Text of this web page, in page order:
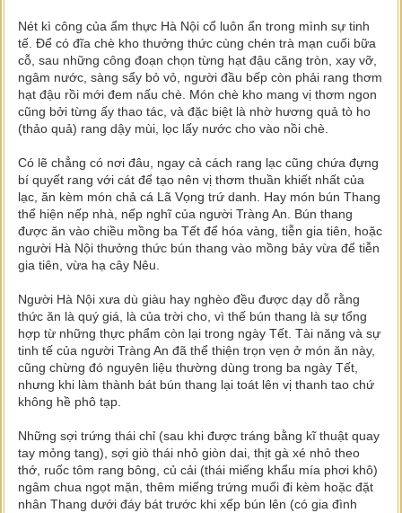
Nét kì công của ẩm thực Hà Nội cổ luôn ẩn trong mình sự tinh
tế. Để có đĩa chè kho thưởng thức cùng chén trà mạn cuối bữa
cỗ, sau những công đoạn chọn từng hạt đậu căng tròn, xay vỡ,
ngâm nước, sàng sẩy bỏ vỏ, người đầu bếp còn phải rang thơm
hạt đậu rồi mới đem nấu chè. Món chè kho mang vị thơm ngon
cũng bởi từng ấy thao tác, và đặc biệt là nhờ hương quả tò ho
(thảo quả) rang dậy mùi, lọc lấy nước cho vào nồi chè.
Có lẽ chẳng có nơi đâu, ngay cả cách rang lạc cũng chứa đựng
bí quyết rang với cát để tạo nên vị thơm thuần khiết nhất của
lạc, ăn kèm món chả cá Lã Vọng trứ danh. Hay món bún Thang
thể hiện nếp nhà, nếp nghĩ của người Tràng An. Bún thang
được ăn vào chiều mồng ba Tết để hóa vàng, tiễn gia tiên, hoặc
người Hà Nội thưởng thức bún thang vào mồng bảy vừa để tiễn
gia tiên, vừa hạ cây Nêu.
Người Hà Nội xưa dù giàu hay nghèo đều được dạy dỗ rằng
thức ăn là quý giá, là của trời cho, vì thế bún thang là sự tổng
hợp từ những thực phẩm còn lại trong ngày Tết. Tài năng và sự
tinh tế của người Tràng An đã thể thiện trọn vẹn ở món ăn này,
cũng chừng đó nguyên liệu thường dùng trong ba ngày Tết,
nhưng khi làm thành bát bún thang lại toát lên vị thanh tao chứ
không hề phô tạp.
Những sợi trứng thái chỉ (sau khi được tráng bằng kĩ thuật quay
tay mỏng tang), sợi giò thái nhỏ giòn dai, thịt gà xé nhỏ theo
thớ, ruốc tôm rang bông, củ cải (thái miếng khẩu mía phơi khô)
ngâm chua ngọt mặn, thêm miếng trứng muối đi kèm hoặc đặt
nhân Thang dưới đáy bát trước khi xếp bún lên (có gia đình